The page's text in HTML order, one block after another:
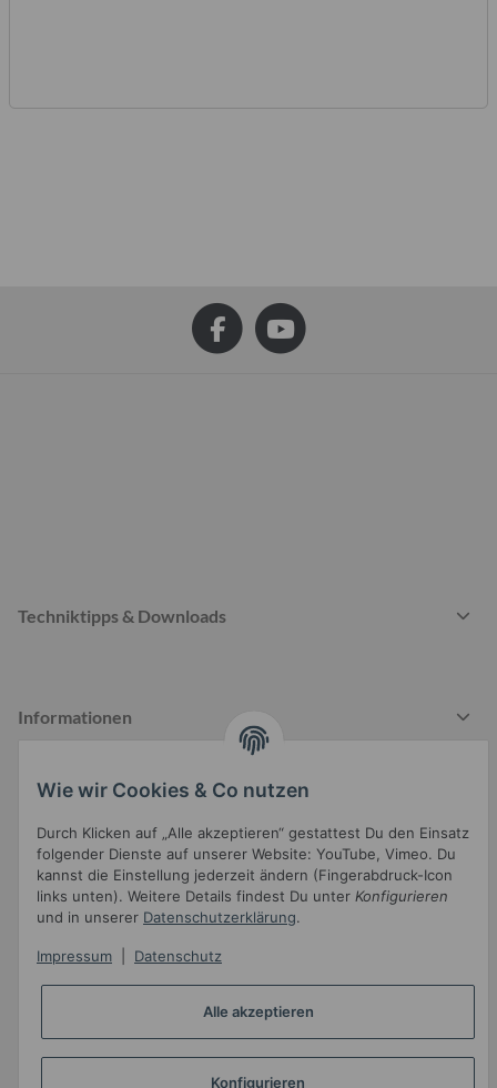
Techniktipps & Downloads
Informationen
Widerrufsbutton
* Alle Preise inkl. gesetzlicher USt.
Wie wir Cookies & Co nutzen
Durch Klicken auf „Alle akzeptieren“ gestattest Du den Einsatz
folgender Dienste auf unserer Website: YouTube, Vimeo. Du
kannst die Einstellung jederzeit ändern (Fingerabdruck-Icon
links unten). Weitere Details findest Du unter Konfigurieren
und in unserer Datenschutzerklärung.
Impressum Datenschutz
Alle akzeptieren
Konfigurieren